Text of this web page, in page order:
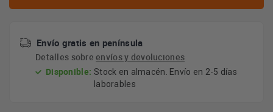
Envío gratis en península
Detalles sobreenvíos y devoluciones
Disponible: Stock en almacén. Envío en 2-5 días
laborables